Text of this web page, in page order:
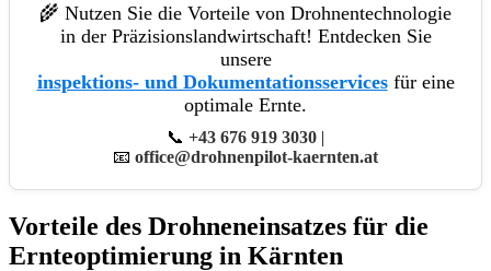
🌾 Nutzen Sie die Vorteile von Drohnentechnologie
in der Präzisionslandwirtschaft! Entdecken Sie
unsere
inspektions- und Dokumentationsservicesfür eine
optimale Ernte.
📞 +43 676 919 3030 |
📧 office@drohnenpilot-kaernten.at
Vorteile des Drohneneinsatzes für die
Ernteoptimierung in Kärnten